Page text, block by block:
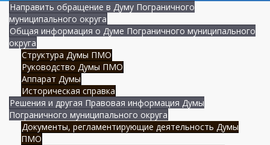
Направить обращение в Думу Пограничного
муниципального округа
Общая информация о Думе Пограничного муниципального
округа
Структура Думы ПМО
Руководство Думы ПМО
Аппарат Думы
Историческая справка
Решения и другая Правовая информация Думы
Пограничного муниципального округа
Документы, регламентирующие деятельность Думы
ПМО